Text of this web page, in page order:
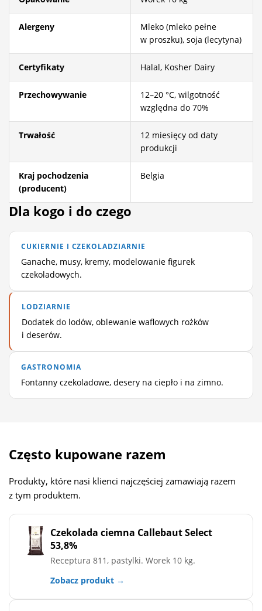
Alergeny
Mleko (mleko pełne
w proszku), soja (lecytyna)
Certyfikaty Halal, Kosher Dairy
Przechowywanie
12–20 °C, wilgotność
względna do 70%
Trwałość
12 miesięcy od daty
produkcji
Kraj pochodzenia
(producent)
Belgia
Dla kogo i do czego
CUKIERNIE I CZEKOLADZIARNIE
Ganache, musy, kremy, modelowanie figurek
czekoladowych.
LODZIARNIE
Dodatek do lodów, oblewanie waflowych rożków
i deserów.
GASTRONOMIA
Fontanny czekoladowe, desery na ciepło i na zimno.
Często kupowane razem
Produkty, które nasi klienci najczęściej zamawiają razem
z tym produktem.
Czekolada ciemna Callebaut Select
53,8%
Receptura 811, pastylki. Worek 10 kg.
Zobacz produkt →